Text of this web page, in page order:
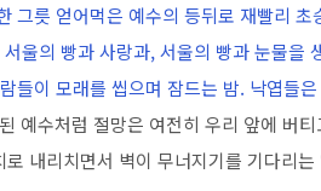
그릇 얻어먹은 예수의 등뒤로 재빨리 초
울의 빵과 사랑과, 서울의 빵과 눈물을
들이 모래를 씹으며 잠드는 밤. 낙엽들
예수처럼 절망은 여전히 우리 앞에 버
내리치면서 벽이 무너지기를 기다리